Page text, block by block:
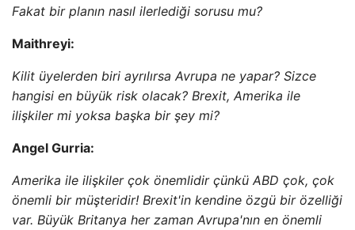
Fakat bir planın nasıl ilerlediği sorusu mu?
Maithreyi:
Kilit üyelerden biri ayrılırsa Avrupa ne yapar? Sizce
hangisi en büyük risk olacak? Brexit, Amerika ile
ilişkiler mi yoksa başka bir şey mi?
Angel Gurria:
Amerika ile ilişkiler çok önemlidir çünkü ABD çok, çok
önemli bir müşteridir! Brexit'in kendine özgü bir özelliği
var. Büyük Britanya her zaman Avrupa'nın en önemli